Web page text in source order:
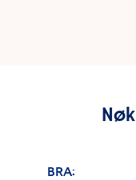
BRA: